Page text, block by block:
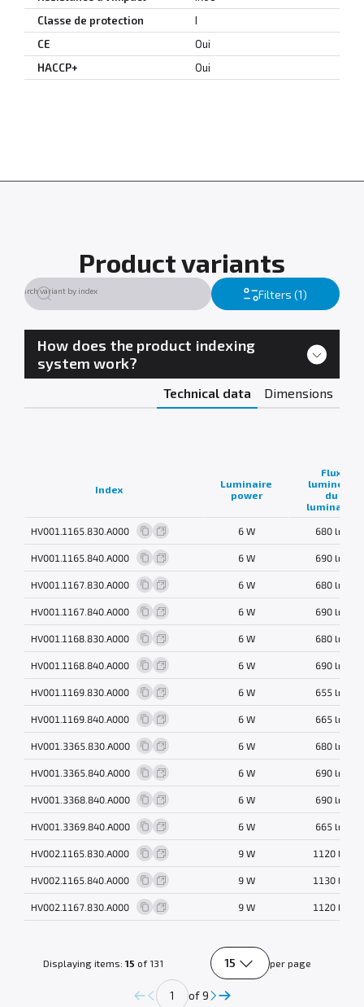
Classe de protection
I
CE
Oui
HACCP+
Oui
Product variants
Filters (1)
How does the product indexing
system work?
Technical data Dimensions
Index
Luminaire
power
Flux
lumineux
du
luminaire
HV001.1165.830.A000 6 W 680 lm
HV001.1165.840.A000 6 W 690 lm
HV001.1167.830.A000 6 W 680 lm
HV001.1167.840.A000 6 W 690 lm
HV001.1168.830.A000 6 W 680 lm
HV001.1168.840.A000 6 W 690 lm
HV001.1169.830.A000 6 W 655 lm
HV001.1169.840.A000 6 W 665 lm
HV001.3365.830.A000 6 W 680 lm
HV001.3365.840.A000 6 W 690 lm
HV001.3368.840.A000 6 W 690 lm
HV001.3369.840.A000 6 W 665 lm
HV002.1165.830.A000 9 W 1120 lm
HV002.1165.840.A000 9 W 1130 lm
HV002.1167.830.A000 9 W 1120 lm
Displaying items: 15 of 131
of 9
15 per page